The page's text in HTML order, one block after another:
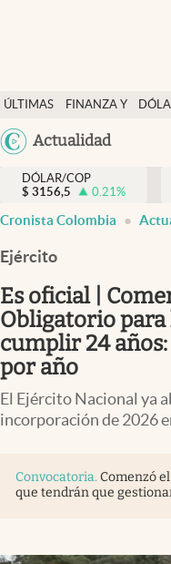
ÚLTIMAS
NOTICIAS
FINANZA Y
Actualidad
Salud y nutrición
Vida espiritual
Actualidad
Colombia
DÓLAR/COP
$ 3156,5 0.21%
Cronista Colombia
Ejército
Es oficial |
Obligatorio para
cumplir 24 años:
por año
El Ejército Nacional ya
incorporación de 2026
Convocatoria. Comenzó
que tendrán que